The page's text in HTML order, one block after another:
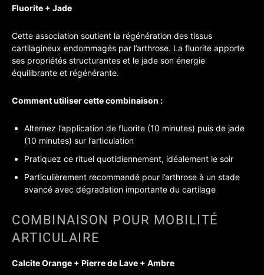
Fluorite + Jade
Cette association soutient la régénération des tissus
cartilagineux endommagés par l’arthrose. La fluorite apporte
ses propriétés structurantes et le jade son énergie
équilibrante et régénérante.
Comment utiliser cette combinaison :
Alternez l’application de fluorite (10 minutes) puis de jade
(10 minutes) sur l’articulation
Pratiquez ce rituel quotidiennement, idéalement le soir
Particulièrement recommandé pour l’arthrose à un stade
avancé avec dégradation importante du cartilage
COMBINAISON POUR MOBILITÉ
ARTICULAIRE
Calcite Orange + Pierre de Lave + Ambre